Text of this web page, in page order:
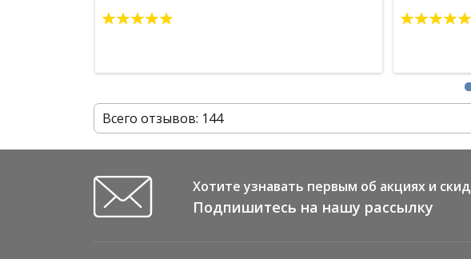
мыло,
знакома
качество
косметика.
Всего отзывов: 144
Хотите узнавать первым об акциях и
Подпишитесь на нашу рассылку